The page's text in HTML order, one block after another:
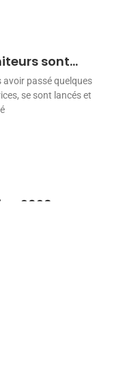
sont…
passé quelques
se sont lancés et
2026